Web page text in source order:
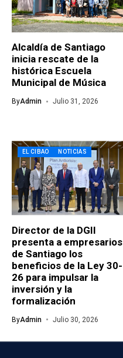
Alcaldía de Santiago
inicia rescate de la
histórica Escuela
Municipal de Música
ByAdmin Julio 31, 2026
EL CIBAO NOTICIAS
Director de la DGII
presenta a empresarios
de Santiago los
beneficios de la Ley 30-
26 para impulsar la
inversión y la
formalización
ByAdmin Julio 30, 2026